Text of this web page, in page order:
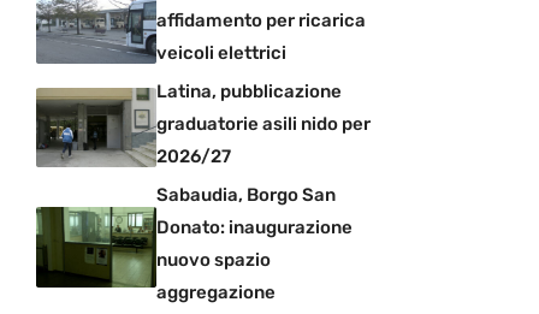
affidamento per ricarica
veicoli elettrici
Latina, pubblicazione
graduatorie asili nido per
2026/27
Sabaudia, Borgo San
Donato: inaugurazione
nuovo spazio
aggregazione